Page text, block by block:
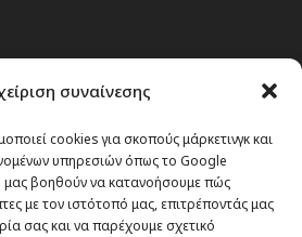
συναίνεσης
cookies για σκοπούς μάρκετινγκ και
υπηρεσιών όπως το Google
βοηθούν να κατανοήσουμε πώς
με τον ιστότοπό μας, επιτρέποντάς μας
σας και να παρέχουμε σχετικό
κόσμο
σου